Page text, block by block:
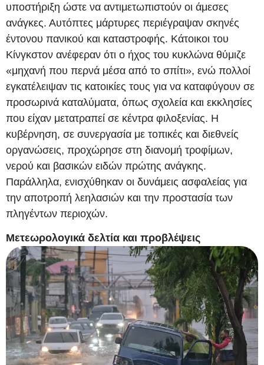
υποστήριξη ώστε να αντιμετωπιστούν οι άμεσες
ανάγκες. Αυτόπτες μάρτυρες περιέγραψαν σκηνές
έντονου πανικού και καταστροφής. Κάτοικοι του
Κίνγκστον ανέφεραν ότι ο ήχος του κυκλώνα θύμιζε
«μηχανή που περνά μέσα από το σπίτι», ενώ πολλοί
εγκατέλειψαν τις κατοικίες τους για να καταφύγουν σε
προσωρινά καταλύματα, όπως σχολεία και εκκλησίες
που είχαν μετατραπεί σε κέντρα φιλοξενίας. Η
κυβέρνηση, σε συνεργασία με τοπικές και διεθνείς
οργανώσεις, προχώρησε στη διανομή τροφίμων,
νερού και βασικών ειδών πρώτης ανάγκης.
Παράλληλα, ενισχύθηκαν οι δυνάμεις ασφαλείας για
την αποτροπή λεηλασιών και την προστασία των
πληγέντων περιοχών.
Μετεωρολογικά δελτία και προβλέψεις